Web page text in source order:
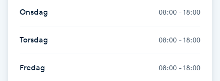
Frekvensterapi
Friskvård
Onsdag 08:00 - 18:00
Torsdag 08:00 - 18:00
Fredag 08:00 - 18:00